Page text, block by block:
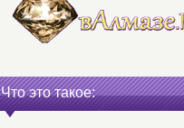
Что это такое: